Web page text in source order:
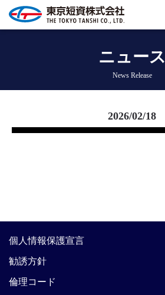
ニュース
News Release
2026/02/18
個人情報保護宣言
勧誘方針
倫理コード